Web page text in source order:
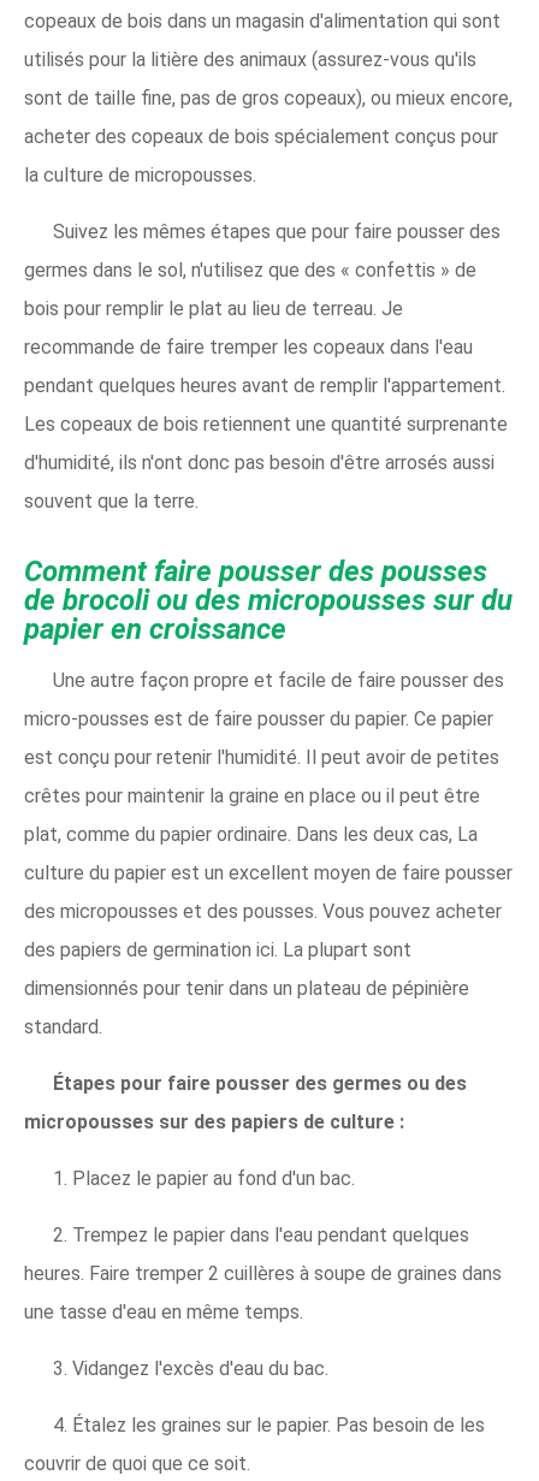
copeaux de bois dans un magasin d'alimentation qui sont
utilisés pour la litière des animaux (assurez-vous qu'ils
sont de taille fine, pas de gros copeaux), ou mieux encore,
acheter des copeaux de bois spécialement conçus pour
la culture de micropousses.
Suivez les mêmes étapes que pour faire pousser des
germes dans le sol, n'utilisez que des « confettis » de
bois pour remplir le plat au lieu de terreau. Je
recommande de faire tremper les copeaux dans l'eau
pendant quelques heures avant de remplir l'appartement.
Les copeaux de bois retiennent une quantité surprenante
d'humidité, ils n'ont donc pas besoin d'être arrosés aussi
souvent que la terre.
Comment faire pousser des pousses
de brocoli ou des micropousses sur du
papier en croissance
Une autre façon propre et facile de faire pousser des
micro-pousses est de faire pousser du papier. Ce papier
est conçu pour retenir l'humidité. Il peut avoir de petites
crêtes pour maintenir la graine en place ou il peut être
plat, comme du papier ordinaire. Dans les deux cas, La
culture du papier est un excellent moyen de faire pousser
des micropousses et des pousses. Vous pouvez acheter
des papiers de germination ici. La plupart sont
dimensionnés pour tenir dans un plateau de pépinière
standard.
Étapes pour faire pousser des germes ou des
micropousses sur des papiers de culture :
1. Placez le papier au fond d'un bac.
2. Trempez le papier dans l'eau pendant quelques
heures. Faire tremper 2 cuillères à soupe de graines dans
une tasse d'eau en même temps.
3. Vidangez l'excès d'eau du bac.
4. Étalez les graines sur le papier. Pas besoin de les
couvrir de quoi que ce soit.